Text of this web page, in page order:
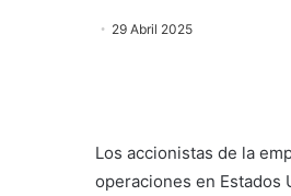
29 Abril 2025
Los accionistas de la
operaciones en Estados